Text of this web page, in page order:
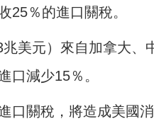
25％的進口關稅。
美元）來自加拿大、
口減少15％。
口關稅，將造成美國